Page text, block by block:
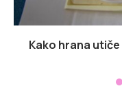
Kako hrana